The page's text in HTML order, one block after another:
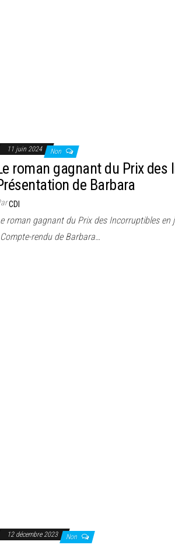
11 juin 2024 Non
roman gagnant du Prix des
de Barbara
CDI
roman gagnant du Prix des Incorruptibles en
rendu de Barbara…
12 décembre 2023 Non